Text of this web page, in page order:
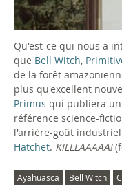
Qu'est-ce qui nous a
que Bell Witch,
de la forêt
plus qu'excellent
Primus qui publiera un
référence science-
l'arrière-goût
Hatchet. KILLLAAAAA!
Ayahuasca Bell Witch